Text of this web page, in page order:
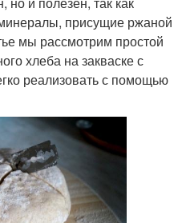
присущие ржаной
мы рассмотрим простой
хлеба на закваске с
реализовать с помощью